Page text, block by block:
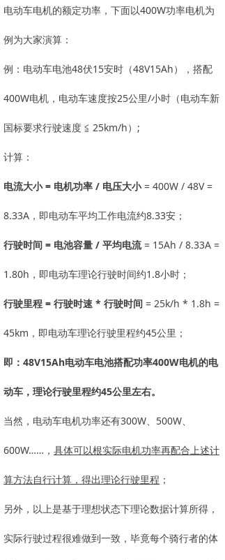
电动车电机的额定功率，下面以400W功率电机为
例为大家演算：
例：电动车电池48伏15安时（48V15Ah），搭配
400W电机，电动车速度按25公里/小时（电动车新
国标要求行驶速度 ≦ 25km/h）;
计算：
电流大小 = 电机功率 / 电压大小= 400W / 48V =
8.33A，即电动车平均工作电流约8.33安；
行驶时间 = 电池容量 / 平均电流= 15Ah / 8.33A =
1.80h，即电动车理论行驶时间约1.8小时；
行驶里程 = 行驶时速 * 行驶时间 = 25k/h * 1.8h =
45km，即电动车理论行驶里程约45公里；
即：48V15Ah电动车电池搭配功率400W电机的电
动车，理论行驶里程约45公里左右。
当然，电动车电机功率还有300W、500W、
600W……， 具体可以根实际电机功率再配合上述计
算方法自行计算，得出理论行驶里程 ；
另外，以上是基于理想状态下理论数据计算所得，
实际行驶过程很难做到一致，毕竟每个骑行者的体